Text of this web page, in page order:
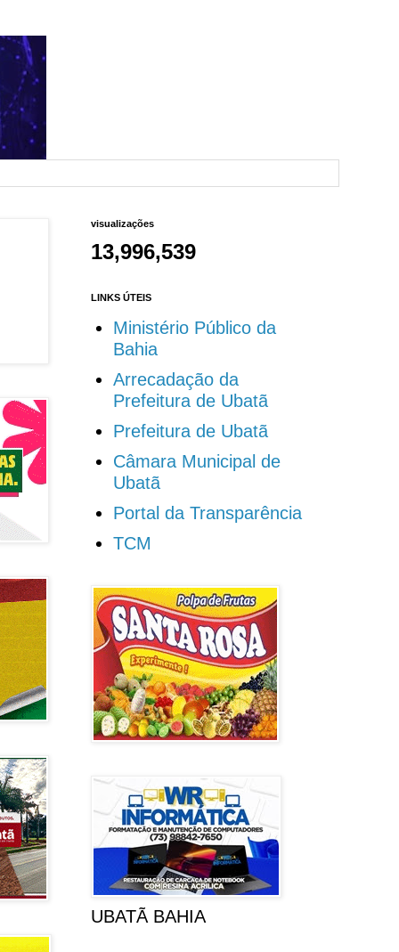
visualizações
13,996,539
LINKS ÚTEIS
Ministério Público da
Bahia
Arrecadação da
Prefeitura de Ubatã
Prefeitura de Ubatã
Câmara Municipal de
Ubatã
Portal da Transparência
TCM
UBATÃ BAHIA